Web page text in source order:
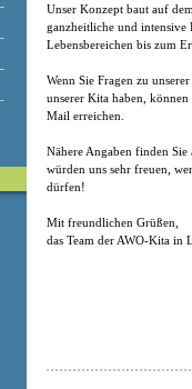
Unser Konzept baut auf
ganzheitliche und
Lebensbereichen bis zum
Wenn Sie Fragen zu
unserer Kita haben,
Mail erreichen.
Nähere Angaben finden
würden uns sehr freuen,
dürfen!
Mit freundlichen Grüßen,
das Team der AWO-Kita in